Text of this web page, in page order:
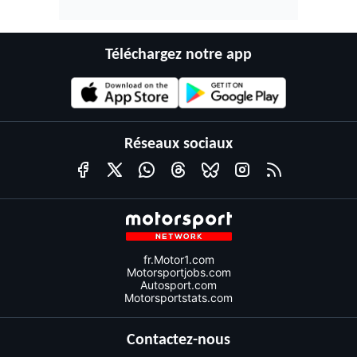
Téléchargez notre app
Réseaux sociaux
fr.Motor1.com
Motorsportjobs.com
Autosport.com
Motorsportstats.com
Contactez-nous